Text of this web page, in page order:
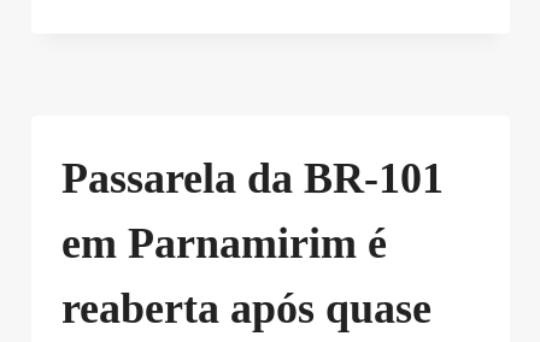
Passarela da BR-101
em Parnamirim é
reaberta após quase